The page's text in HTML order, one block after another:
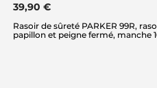
39,90 €
Rasoir de sûreté PARKER 99R,
papillon et peigne fermé, manche